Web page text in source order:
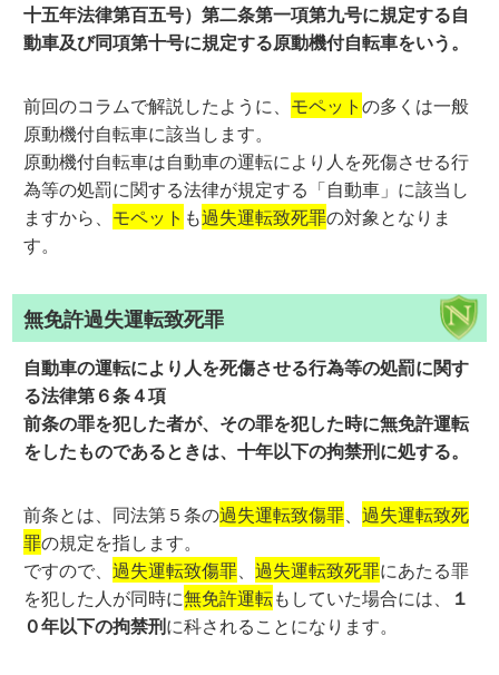
十五年法律第百五号）第二条第一項第九号に規定する自
動車及び同項第十号に規定する原動機付自転車をいう。
前回のコラムで解説したように、 モペットの多くは一般
原動機付自転車に該当します。
原動機付自転車は自動車の運転により人を死傷させる行
為等の処罰に関する法律が規定する「自動車」に該当し
ますから、 モペット も過失運転致死罪の対象となりま
す。
無免許過失運転致死罪
自動車の運転により人を死傷させる行為等の処罰に関す
る法律第６条４項
前条の罪を犯した者が、その罪を犯した時に無免許運転
をしたものであるときは、十年以下の拘禁刑に処する。
前条とは、同法第５条の過失運転致傷罪、過失運転致死
罪の規定を指します。
ですので、過失運転致傷罪、過失運転致死罪にあたる罪
を犯した人が同時に無免許運転もしていた場合には、
１
０年以下の拘禁刑に科されることになります。